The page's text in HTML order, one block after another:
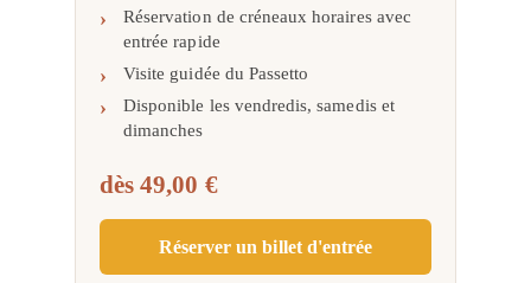
Réservation de créneaux horaires avec
entrée rapide
Visite guidée du Passetto
Disponible les vendredis, samedis et
dimanches
dès 49,00 €
Réserver un billet d'entrée